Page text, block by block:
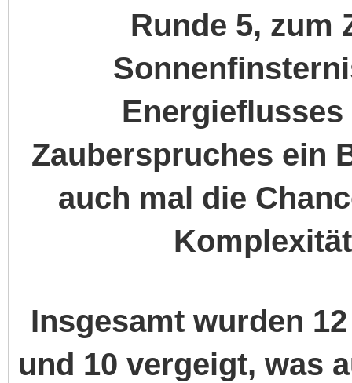
Runde 5, zum
Zauberspruches ein
auch mal die
Insgesamt wurden
und 10 vergeigt, was